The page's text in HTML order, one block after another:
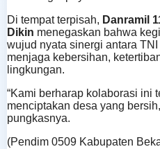
Di tempat terpisah, Danramil
Dikin menegaskan bahwa
wujud nyata sinergi antara
menjaga kebersihan,
lingkungan.
“Kami berharap kolaborasi ini
menciptakan desa yang
pungkasnya.
(Pendim 0509 Kabupaten